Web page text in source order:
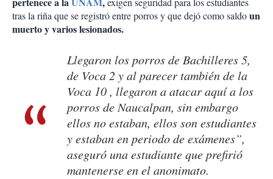
tras la riña que se registró entre porros y que dejó como saldoun
muerto y varios lesionados.
Llegaron los porros de Bachilleres 5,
de Voca 2 y al parecer también de la
Voca 10 , llegaron a atacar aquí a los
porros de Naucalpan, sin embargo
ellos no estaban, ellos son estudiantes
y estaban en periodo de exámenes”,
aseguró una estudiante que prefirió
mantenerse en el anonimato.